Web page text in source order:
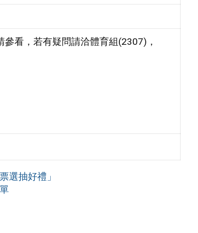
看，若有疑問請洽體育組(2307)，
選抽好禮」